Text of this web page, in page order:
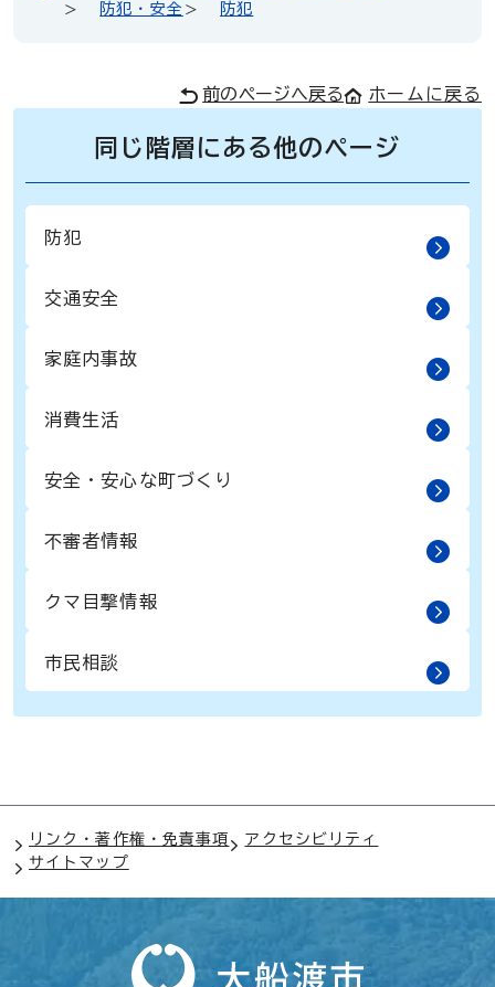
防犯・安全
防犯
前のページへ戻る ホームに戻る
同じ階層にある他のページ
防犯
交通安全
家庭内事故
消費生活
安全・安心な町づくり
不審者情報
クマ目撃情報
市民相談
リンク・著作権・免責事項
アクセシビリティ
サイトマップ